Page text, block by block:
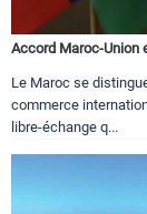
Accord Maroc-Union
Le Maroc se
commerce
libre-échange q...